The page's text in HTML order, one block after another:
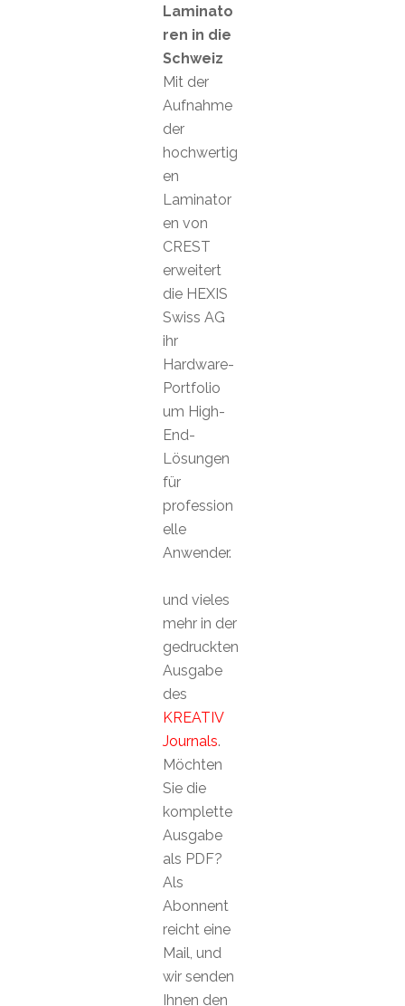
Laminato
ren in die
Schweiz
Mit der
Aufnahme
der
hochwertig
en
Laminator
en von
CREST
erweitert
die HEXIS
Swiss AG
ihr
Hardware-
Portfolio
um High-
End-
Lösungen
für
profession
elle
Anwender.
und vieles
mehr in der
gedruckten
Ausgabe
des
KREATIV
Journals.
Möchten
Sie die
komplette
Ausgabe
als PDF?
Als
Abonnent
reicht eine
Mail, und
wir senden
Ihnen den